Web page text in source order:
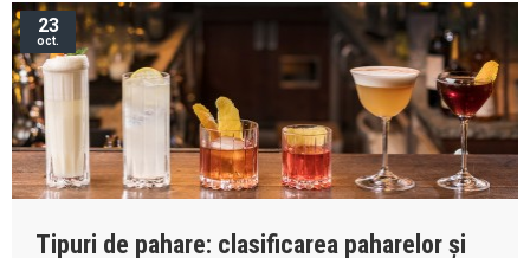
23
oct.
Tipuri de pahare: clasificarea paharelor și